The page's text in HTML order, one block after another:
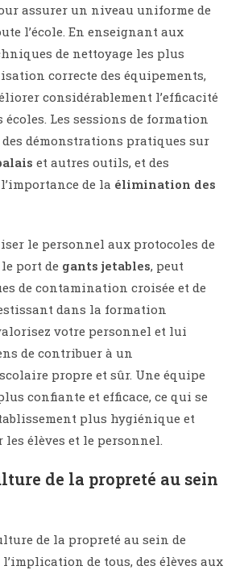
assurer un niveau uniforme de
l’école. En enseignant aux
de nettoyage les plus
correcte des équipements,
considérablement l’efficacité
écoles. Les sessions de formation
démonstrations pratiques sur
et autres outils, et des
de la élimination des
le personnel aux protocoles de
port de gants jetables, peut
de contamination croisée et de
dans la formation
votre personnel et lui
de contribuer à un
propre et sûr. Une équipe
confiante et efficace, ce qui se
plus hygiénique et
élèves et le personnel.
de la propreté au sein
de la propreté au sein de
l’implication de tous, des élèves aux